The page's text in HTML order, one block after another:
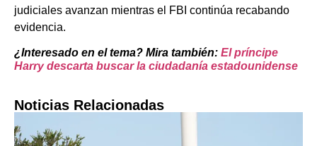
judiciales avanzan mientras el FBI continúa recabando
evidencia.
¿Interesado en el tema? Mira también: El príncipe
Harry descarta buscar la ciudadanía estadounidense
Noticias Relacionadas